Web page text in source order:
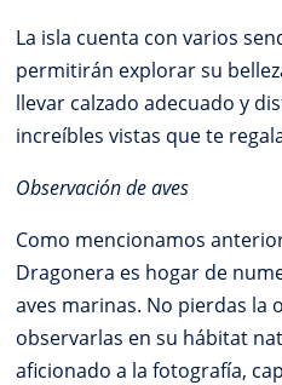
La isla cuenta con varios
permitirán explorar su
llevar calzado adecuado y
increíbles vistas que te
Observación de aves
Como mencionamos
Dragonera es hogar de
aves marinas. No pierdas la
observarlas en su hábitat
aficionado a la fotografía,